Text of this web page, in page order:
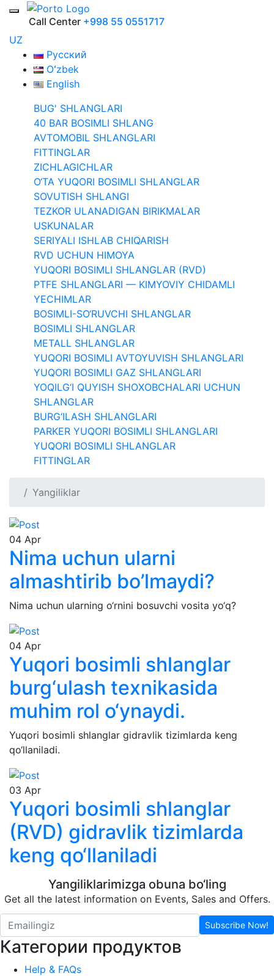
Call Center +998 55 0551717
UZ
Русский
Oʻzbek
English
BUG' SHLANGLARI
40 BAR BOSIMLI SHLANG
AVTOMOBIL SHLANGLARI
FITTINGLAR
ZICHLAGICHLAR
O‘TA YUQORI BOSIMLI SHLANGLAR
SOVUTISH SHLANGI
TEZKOR ULANADIGAN BIRIKMALAR
USKUNALAR
SERIYALI ISHLAB CHIQARISH
RVD UCHUN HIMOYA
YUQORI BOSIMLI SHLANGLAR (RVD)
PTFE SHLANGLARI — KIMYOVIY CHIDAMLI
YECHIMLAR
BOSIMLI-SO‘RUVCHI SHLANGLAR
BOSIMLI SHLANGLAR
METALL SHLANGLAR
YUQORI BOSIMLI AVTOYUVISH SHLANGLARI
YUQORI BOSIMLI GAZ SHLANGLARI
YOQILG‘I QUYISH SHOXOBCHALARI UCHUN
SHLANGLAR
BURG‘ILASH SHLANGLARI
PARKER YUQORI BOSIMLI SHLANGLARI
YUQORI BOSIMLI SHLANGLAR
FITTINGLAR
Yangiliklar
04 Apr
Nima uchun ularni
almashtirib bo’lmaydi?
Nima uchun ularning o‘rnini bosuvchi vosita yo‘q?
04 Apr
Yuqori bosimli shlanglar
burg‘ulash texnikasida
muhim rol o‘ynaydi.
Yuqori bosimli shlanglar gidravlik tizimlarda keng
qo‘llaniladi.
03 Apr
Yuqori bosimli shlanglar
(RVD) gidravlik tizimlarda
keng qo‘llaniladi
Yangiliklarimizga obuna bo‘ling
Get all the latest information on Events, Sales and Offers.
Subscribe Now!
Категории продуктов
Help & FAQs